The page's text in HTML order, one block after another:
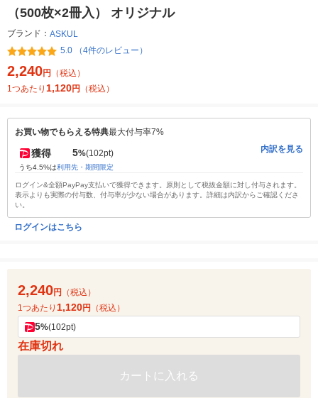
（500枚×2冊入） オリジナル
ブランド： ASKUL
5.0 （4件のレビュー）
2,240円
（税込）
1つあたり 1,120円 （税込）
お買い物でもらえる特典最大付与率7%
獲得 5%(102pt)
うち4.5%は利用先・期間限定
内訳を見る
ログイン&全額PayPay支払いで獲得できます。原則として税抜金額に対し付与されます。
表示よりも実際の付与数、付与率が少ない場合があります。詳細は内訳からご確認くださ
い。
ログインはこちら
2,240円
（税込）
1つあたり 1,120円 （税込）
5%(102pt)
在庫切れ
カートに入れる